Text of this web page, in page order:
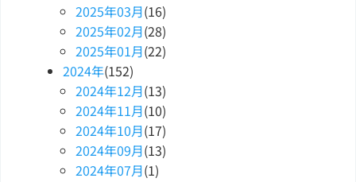
2025年03月(16)
2025年02月(28)
2025年01月(22)
2024年(152)
2024年12月(13)
2024年11月(10)
2024年10月(17)
2024年09月(13)
2024年07月(1)